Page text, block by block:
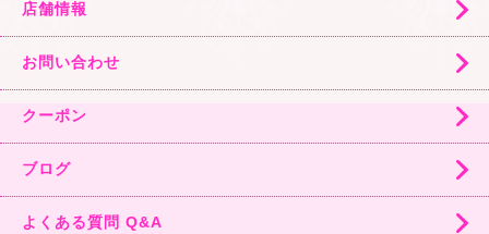
店舗情報
お問い合わせ
クーポン
ブログ
よくある質問 Q&A